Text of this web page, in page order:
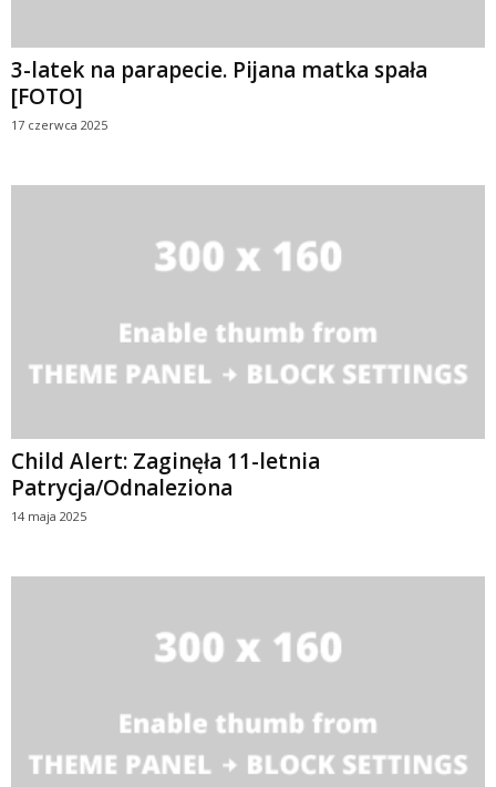
3-latek na parapecie. Pijana matka spała
[FOTO]
17 czerwca 2025
Child Alert: Zaginęła 11-letnia
Patrycja/Odnaleziona
14 maja 2025